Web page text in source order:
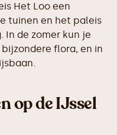
Het Loo een
tuinen en het paleis
In de zomer kun je
flora, en in
op de IJssel